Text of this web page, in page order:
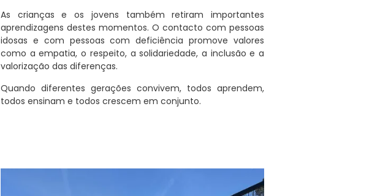
As crianças e os jovens também retiram importantes
aprendizagens destes momentos. O contacto com pessoas
idosas e com pessoas com deficiência promove valores
como a empatia, o respeito, a solidariedade, a inclusão e a
valorização das diferenças.
Quando diferentes gerações convivem, todos aprendem,
todos ensinam e todos crescem em conjunto.